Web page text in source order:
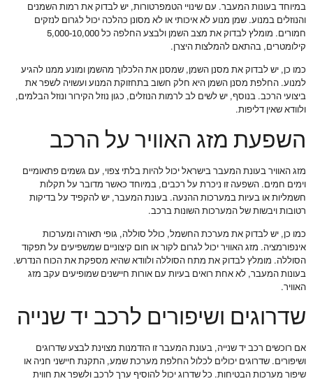
במיוחד בעונות המעבר. עם שינויי הטמפרטורות, יש לבדוק את רמות השמנים
והנוזלים במנוע. שמן מנוע לא איכותי או לא מסונן כהלכה יכול לגרום לנזקים
חמורים. מומלץ לבדוק את מצב השמן ולבצע החלפה כל 5,000-10,000
קילומטרים, בהתאם להמלצות היצרן.
כמו כן, יש לבדוק את מסנן השמן, שמסנן את הלכלוך מהשמן ומונע ממנו להגיע
למנוע. החלפת מסנן השמן היא חלק חשוב בתחזוקת המנוע ועשויה לשפר את
ביצועי הרכב. בנוסף, יש לשים לב לרמות הנוזלים, כגון נוזל הקירור ונוזל הבלמים,
ולוודא שאין דליפות.
השפעת מזג האוויר על הרכב
מזג האוויר בעונת המעבר בישראל יכול להיות בלתי צפוי, עם גשמים פתאומיים
וימים חמים. השפעה זו ניכרת על רכבים, במיוחד כאשר מדובר על תקלות
חשמליות או בעיות במערכות ההנעה. בעונת המעבר, יש להקפיד על בדיקות
רטובות ויבשות של המערכות השונות ברכב.
כמו כן, יש לבדוק את מערכת החשמל, כולל סוללה, גופי תאורה ומערכות
אינפורמציה. מזג האוויר יכול לגרום לקור או חום קיצוניים שמשפיעים על תפקוד
הסוללה. מומלץ לבדוק את מתח הסוללה ולוודא שהיא מספקת את הכוח הנדרש.
בעונות המעבר, לא אחת רואים בעיות עם אורות חיישנים שמופיעים עקב מזג
האוויר.
שדרוגים ושיפורים לרכב יד שנייה
אם רוכשים רכב יד שנייה, בעונת המעבר זו הזדמנות מצוינת לבצע שדרוגים
ושיפורים. שדרוגים יכולים לכלול החלפת מערכת שמע, התקנת חיישני חניה או
שיפור מערכות הבטיחות. כל שדרוג יכול להוסיף ערך לרכב ולשפר את חווית